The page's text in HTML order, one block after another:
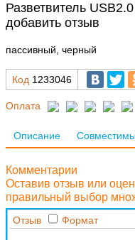
Разветвитель
добавить отзыв
пассивный, черный
Код 1233046
Оплата
Описание
Комментарии
Оставив отзыв или
правильный выбор
Отзыв Формат